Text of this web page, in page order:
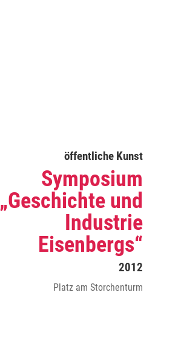
öffentliche Kunst
Symposium
„Geschichte und
Industrie
Eisenbergs“
2012
Platz am Storchenturm